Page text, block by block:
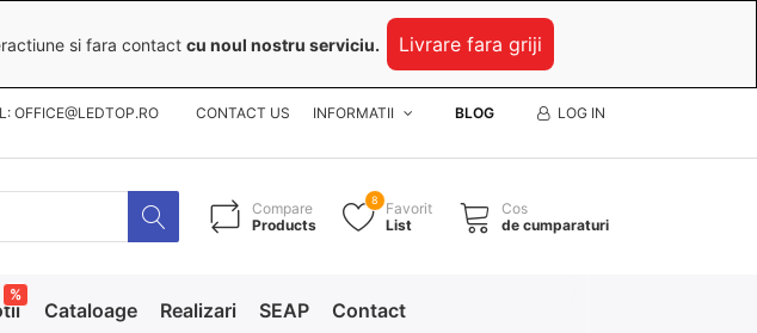
si fara contact cu noul nostru serviciu. Livrare fara griji
CONTACT US INFORMATII BLOG LOG IN
Compare
Products
8
Favorit
List
Cos
de cumparaturi
%
Cataloage Realizari SEAP Contact